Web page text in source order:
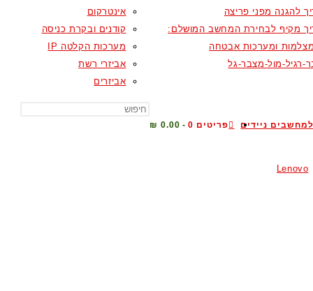
להגנה מפני פריצה
מקיף לבחירת המחשב המושלם:
ומערכות אבטחה
רגיל-מול-מצבר-גל
אינטרקום
קודנים ובקרת כניסה
מערכות הקלטה IP
אביזרי רשת
אביזרים
ניידים
Lenovo
TOGGLE
פריטים 0 0.00 ₪